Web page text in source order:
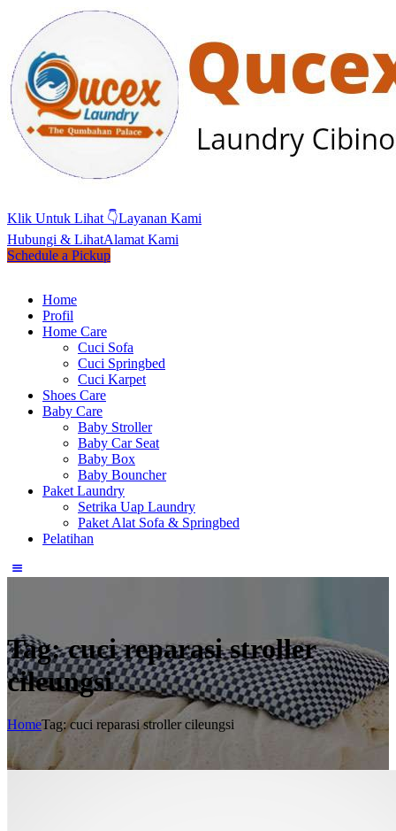
Klik Untuk Lihat 👇Layanan Kami
Hubungi & LihatAlamat Kami
Schedule a Pickup
Home
Profil
Home Care
Cuci Sofa
Cuci Springbed
Cuci Karpet
Shoes Care
Baby Care
Baby Stroller
Baby Car Seat
Baby Box
Baby Bouncher
Paket Laundry
Setrika Uap Laundry
Paket Alat Sofa & Springbed
Pelatihan
Tag: cuci reparasi stroller
cileungsi
HomeTag: cuci reparasi stroller cileungsi